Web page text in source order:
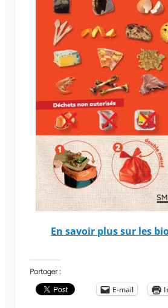
En savoir plus sur les
Partager :
E-mail